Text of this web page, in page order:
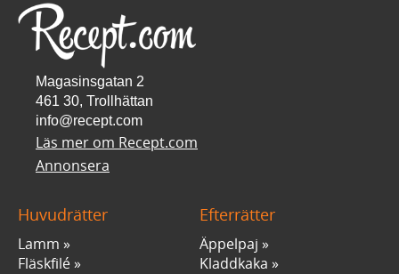
Magasinsgatan 2
461 30, Trollhättan
info@recept.com
Läs mer om Recept.com
Annonsera
Huvudrätter
Lamm
Fläskfilé
Efterrätter
Äppelpaj
Kladdkaka